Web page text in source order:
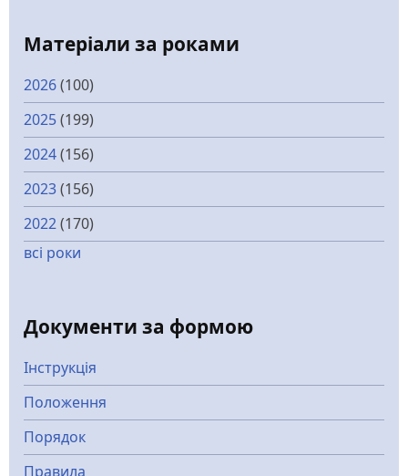
Матеріали за роками
2026(100)
2025(199)
2024(156)
2023(156)
2022(170)
всі роки
Документи за формою
Інструкція
Положення
Порядок
Правила